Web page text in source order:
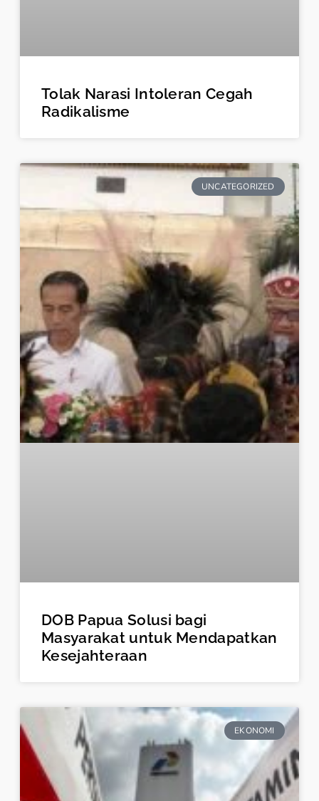
Tolak Narasi Intoleran Cegah
Radikalisme
UNCATEGORIZED
DOB Papua Solusi bagi
Masyarakat untuk Mendapatkan
Kesejahteraan
EKONOMI